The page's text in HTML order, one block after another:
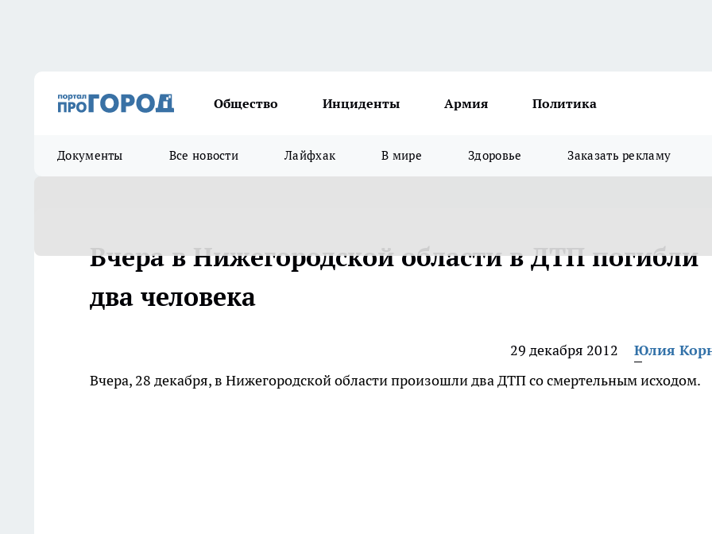
Общество Инциденты Армия Политика
Документы Все новости Лайфхак В мире Здоровье Заказать рекламу
Вчера в Нижегородской области в ДТП погибли
два человека
29 декабря 2012
Юлия
Вчера, 28 декабря, в Нижегородской области произошли два ДТП со смертельным исходом.